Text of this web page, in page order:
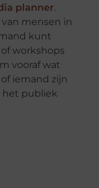
planner.
mensen in
kunt
workshops
vooraf wat
iemand zijn
het publiek